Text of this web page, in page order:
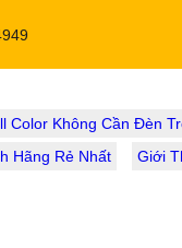
Color Không Cần Đèn
Hãng Rẻ Nhất
Giới